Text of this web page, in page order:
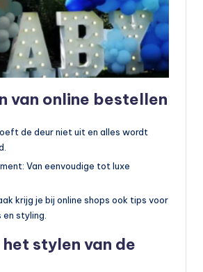
van online bestellen
de deur niet uit en alles wordt
Van eenvoudige tot luxe
krijg je bij online shops ook tips voor
styling.
stylen van de